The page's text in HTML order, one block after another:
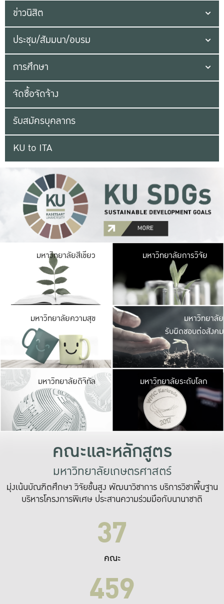
ข่าวนิสิต
ประชุม/สัมมนา/อบรม
การศึกษา
จัดซื้อจัดจ้าง
รับสมัครบุคลากร
KU to ITA
มหาวิทยาลัยสีเขียว มหาวิ
มีพื้นที่เขียวสดใส
เป็นป่าในเมือง เกษต
มหาวิทยาลัยการวิจัย
มหาวิทยาลัยความสุข มหาวิ
ค
เปิดประ
และพบเรื่องราวใ
มหาวิทยาลัย
รับผิดชอบต่อสังคม
มหาวิทยาลัยดิจิทัล มหาวิ
เปลี่ยนแปลง แล
เพื่อทำง
ระบบสารสนเทศ
มหาวิทยาลัยระดับโลก
คณะและหลักสูตร
มหาวิทยาลัยเกษตรศาสตร์
มุ่งเน้นบัณฑิตศึกษา วิจัยขั้นสูง พัฒนาวิชาการ บริการวิชาพื้นฐาน
บริหารโครงการพิเศษ ประสานความร่วมมือกับนานาชาติ
37
คณะ
459